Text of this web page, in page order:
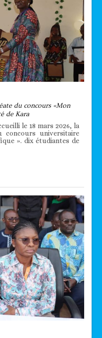
du concours «Mon
de Kara
le 18 mars 2026, la
concours universitaire
». dix étudiantes de